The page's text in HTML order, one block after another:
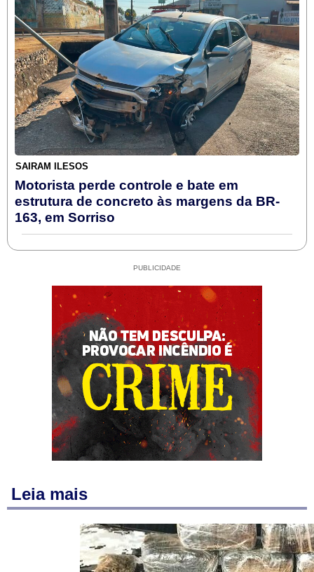
SAIRAM ILESOS
Motorista perde controle e bate em
estrutura de concreto às margens da BR-
163, em Sorriso
PUBLICIDADE
Leia mais